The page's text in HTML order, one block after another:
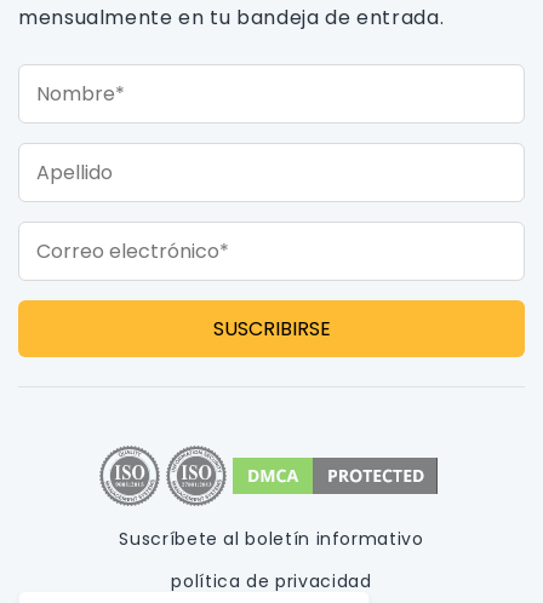
mensualmente en tu bandeja de entrada.
Nombre*
Apellido
Correo electrónico*
Suscríbete al boletín informativo
política de privacidad